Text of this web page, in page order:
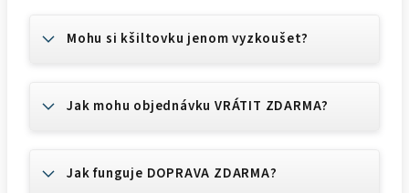
Mohu si kšiltovku jenom vyzkoušet?
Jak mohu objednávku VRÁTIT ZDARMA?
Jak funguje DOPRAVA ZDARMA?